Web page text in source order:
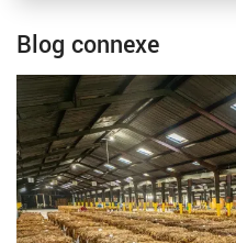
Blog connexe